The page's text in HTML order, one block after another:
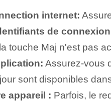
internet:
de
touche Maj n'est pas
Assurez-vous
sont disponibles
appareil : Parfois, le